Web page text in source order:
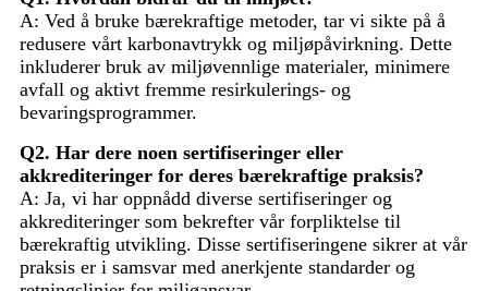
A: Ved å bruke bærekraftige metoder, tar vi sikte på å
redusere vårt karbonavtrykk og miljøpåvirkning. Dette
inkluderer bruk av miljøvennlige materialer, minimere
avfall og aktivt fremme resirkulerings- og
bevaringsprogrammer.
Q2. Har dere noen sertifiseringer eller
akkrediteringer for deres bærekraftige praksis?
A: Ja, vi har oppnådd diverse sertifiseringer og
akkrediteringer som bekrefter vår forpliktelse til
bærekraftig utvikling. Disse sertifiseringene sikrer at vår
praksis er i samsvar med anerkjente standarder og